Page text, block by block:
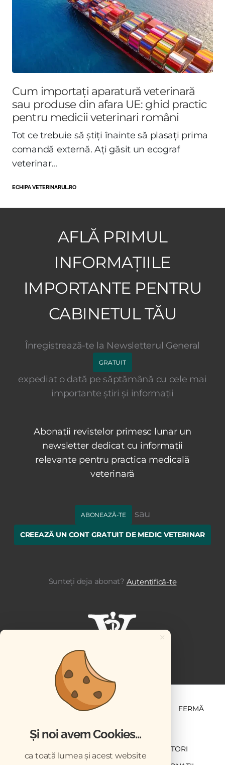
Cum importați aparatură veterinară
sau produse din afara UE: ghid practic
pentru medicii veterinari români
Tot ce trebuie să știți înainte să plasați prima
comandă externă. Ați găsit un ecograf
veterinar...
ECHIPA VETERINARUL.RO
AFLĂ PRIMUL
INFORMAȚIILE
IMPORTANTE PENTRU
CABINETUL TĂU
Înregistrează-te la Newsletterul General
GRATUIT
expediat o dată pe săptămână cu cele mai
importante știri și informații
Abonații revistelor primesc lunar un
newsletter dedicat cu informații
relevante pentru practica medicală
veterinară
ABONEAZĂ-TE sau
CREEAZĂ UN CONT GRATUIT DE MEDIC VETERINAR
Sunteți deja abonat? Autentifică-te
ȘTIINȚĂ ȘI PRACTICĂ FERMĂ
CONTRIBUTORI
×
Și noi avem Cookies...
ca toată lumea și acest website